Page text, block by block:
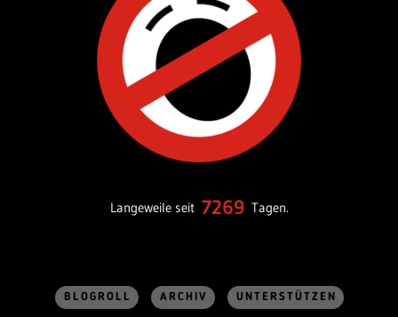
Langeweile seit 7269 Tagen.
BLOGROLL ARCHIV UNTERSTÜTZEN